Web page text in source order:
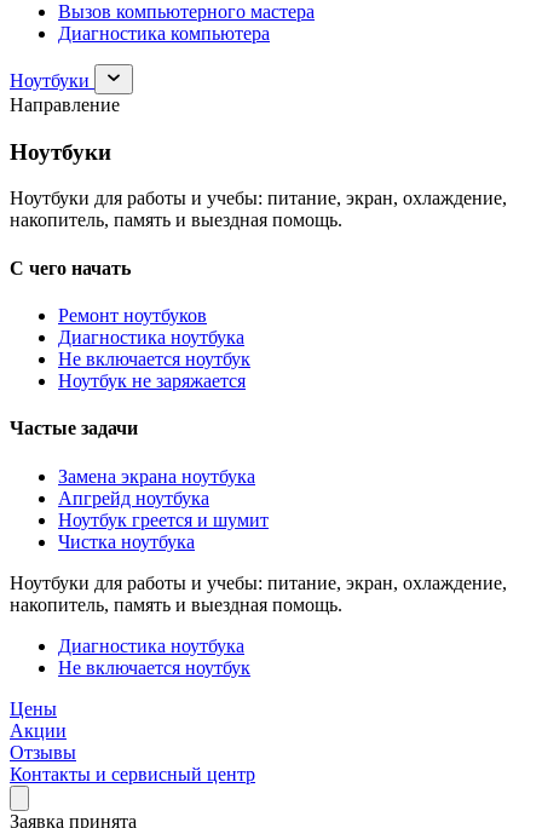
Вызов компьютерного мастера
Диагностика компьютера
Ноутбуки
Раскрыть
раздел
Ноутбуки
Направление
Ноутбуки
Ноутбуки для работы и учебы: питание, экран, охлаждение,
накопитель, память и выездная помощь.
С чего начать
Ремонт ноутбуков
Диагностика ноутбука
Не включается ноутбук
Ноутбук не заряжается
Частые задачи
Замена экрана ноутбука
Апгрейд ноутбука
Ноутбук греется и шумит
Чистка ноутбука
Ноутбуки для работы и учебы: питание, экран, охлаждение,
накопитель, память и выездная помощь.
Диагностика ноутбука
Не включается ноутбук
Цены
Акции
Отзывы
Контакты и сервисный центр
Заявка принята